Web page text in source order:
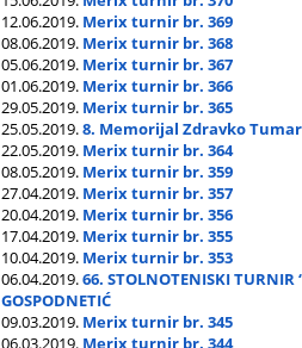
12.06.2019. Merix turnir br. 369
08.06.2019. Merix turnir br. 368
05.06.2019. Merix turnir br. 367
01.06.2019. Merix turnir br. 366
29.05.2019. Merix turnir br. 365
25.05.2019.8. Memorijal Zdravko
22.05.2019. Merix turnir br. 364
08.05.2019. Merix turnir br. 359
27.04.2019. Merix turnir br. 357
20.04.2019. Merix turnir br. 356
17.04.2019. Merix turnir br. 355
10.04.2019. Merix turnir br. 353
06.04.2019.66. STOLNOTENISKI TURNIR
GOSPODNETIĆ
09.03.2019. Merix turnir br. 345
06.03.2019. Merix turnir br. 344